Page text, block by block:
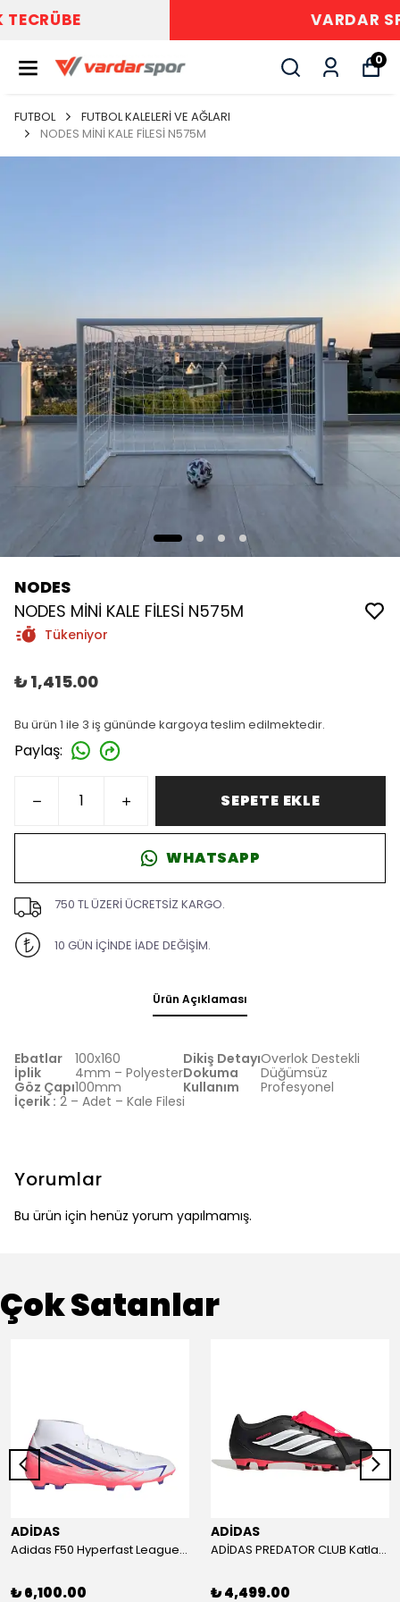
0
FUTBOL
FUTBOL KALELERİ VE AĞLARI
NODES MİNİ KALE FİLESİ N575M
NODES
NODES MİNİ KALE FİLESİ N575M
Tükeniyor
₺ 1,415.00
Bu ürün 1 ile 3 iş gününde kargoya teslim edilmektedir.
Paylaş:
SEPETE EKLE
WHATSAPP
750 TL ÜZERİ ÜCRETSİZ KARGO.
10 GÜN İÇİNDE İADE DEĞİŞİM.
Ürün Açıklaması
Ebatlar 100x160 Dikiş DetayıOverlok Destekli
İplik
4mm – PolyesterDokuma
Düğümsüz
Göz Çapı100mm Kullanım
Profesyonel
İçerik : 2 – Adet – Kale Filesi
Yorumlar
Bu ürün için henüz yorum yapılmamış.
Çok Satanlar
ADİDAS
Adidas F50 Hyperfast League Mid Erkek Krampon (IH7090)
₺ 6,100.00
ADİDAS
ADİDAS PREDATOR CLUB Katlanır Dilli Çim Saha/Çoklu Zemin Kramponu JR3330
₺ 4,499.00